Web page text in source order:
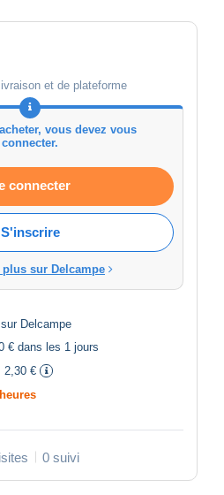
et de plateforme
vous devez vous
connecter.
connecter
S'inscrire
plus sur Delcampe
sur Delcampe
€ dans les 1 jours
2,30 €
0 suivi